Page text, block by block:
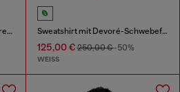
Sweatshirt mit beflocktem Distressed-Logo Sweatshirt mit Devoré-Schwebefäden
125,00 €250,00 €-50%
WEISS